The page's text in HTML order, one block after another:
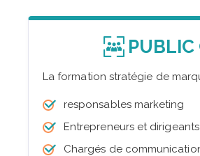
PUBLIC
La formation stratégie de
responsables marketing
Entrepreneurs et dirigeants
Chargés de